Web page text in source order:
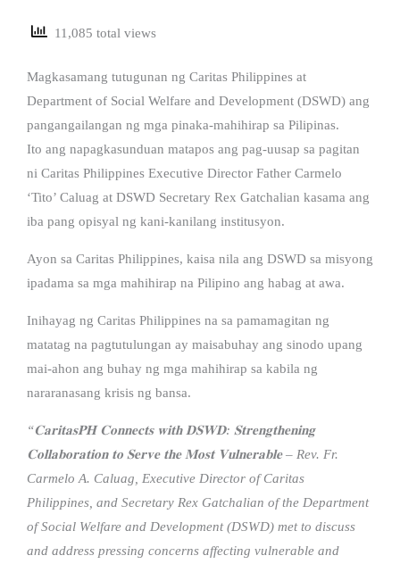
11,085 total views
Magkasamang tutugunan ng Caritas Philippines at
Department of Social Welfare and Development (DSWD) ang
pangangailangan ng mga pinaka-mahihirap sa Pilipinas.
Ito ang napagkasunduan matapos ang pag-uusap sa pagitan
ni Caritas Philippines Executive Director Father Carmelo
‘Tito’ Caluag at DSWD Secretary Rex Gatchalian kasama ang
iba pang opisyal ng kani-kanilang institusyon.
Ayon sa Caritas Philippines, kaisa nila ang DSWD sa misyong
ipadama sa mga mahihirap na Pilipino ang habag at awa.
Inihayag ng Caritas Philippines na sa pamamagitan ng
matatag na pagtutulungan ay maisabuhay ang sinodo upang
mai-ahon ang buhay ng mga mahihirap sa kabila ng
nararanasang krisis ng bansa.
“𝐂𝐚𝐫𝐢𝐭𝐚𝐬𝐏𝐇 𝐂𝐨𝐧𝐧𝐞𝐜𝐭𝐬 𝐰𝐢𝐭𝐡 𝐃𝐒𝐖𝐃: 𝐒𝐭𝐫𝐞𝐧𝐠𝐭𝐡𝐞𝐧𝐢𝐧𝐠
𝐂𝐨𝐥𝐥𝐚𝐛𝐨𝐫𝐚𝐭𝐢𝐨𝐧 𝐭𝐨 𝐒𝐞𝐫𝐯𝐞 𝐭𝐡𝐞 𝐌𝐨𝐬𝐭 𝐕𝐮𝐥𝐧𝐞𝐫𝐚𝐛𝐥𝐞 – Rev. Fr.
Carmelo A. Caluag, Executive Director of Caritas
Philippines, and Secretary Rex Gatchalian of the Department
of Social Welfare and Development (DSWD) met to discuss
and address pressing concerns affecting vulnerable and